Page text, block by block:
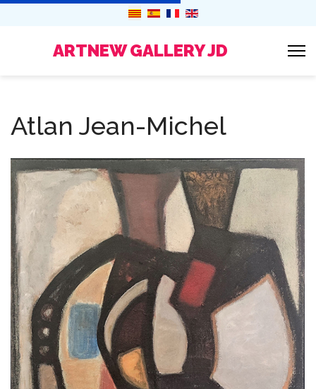
ARTNEW GALLERY JD
Atlan Jean-Michel